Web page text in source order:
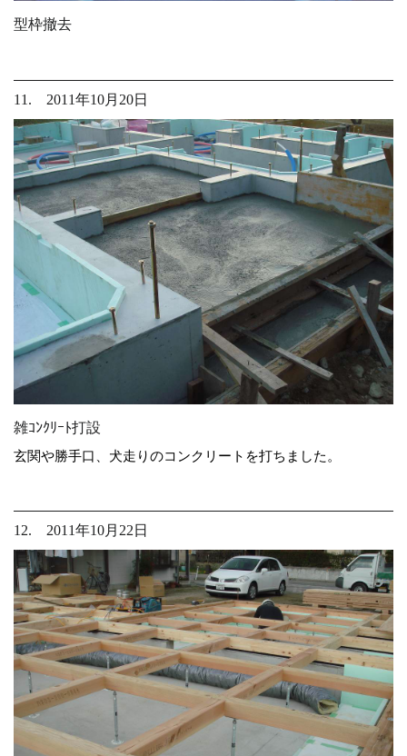
型枠撤去
11. 2011年10月20日
雑ｺﾝｸﾘｰﾄ打設
玄関や勝手口、犬走りのコンクリートを打ちました。
12. 2011年10月22日